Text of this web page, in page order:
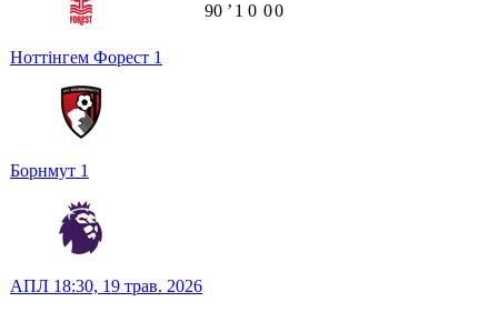
Ноттінгем Форест 1
Борнмут 1
90 ʼ 1 0 00
АПЛ 18:30, 19 трав. 2026